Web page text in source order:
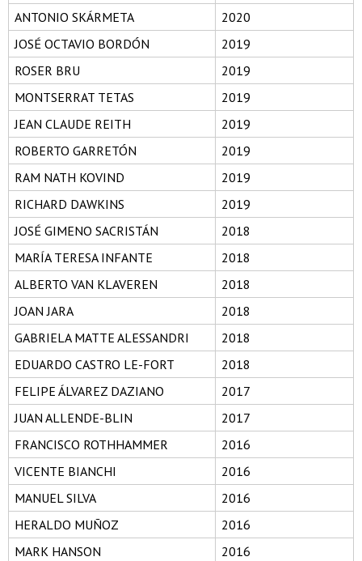
ANTONIO SKÁRMETA
2020
JOSÉ OCTAVIO BORDÓN
2019
ROSER BRU
2019
MONTSERRAT TETAS
2019
JEAN CLAUDE REITH
2019
ROBERTO GARRETÓN
2019
RAM NATH KOVIND
2019
RICHARD DAWKINS
2019
JOSÉ GIMENO SACRISTÁN
2018
MARÍA TERESA INFANTE
2018
ALBERTO VAN KLAVEREN
2018
JOAN JARA
2018
GABRIELA MATTE ALESSANDRI
2018
EDUARDO CASTRO LE-FORT
2018
FELIPE ÁLVAREZ DAZIANO
2017
JUAN ALLENDE-BLIN
2017
FRANCISCO ROTHHAMMER
2016
VICENTE BIANCHI
2016
MANUEL SILVA
2016
HERALDO MUÑOZ
2016
MARK HANSON
2016